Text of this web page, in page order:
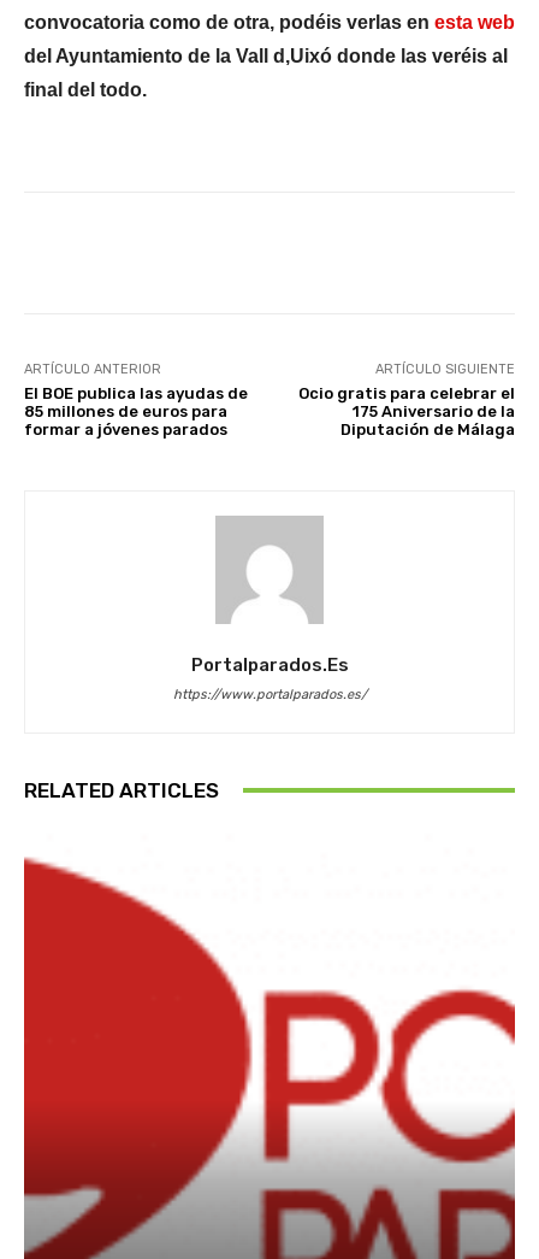
convocatoria como de otra, podéis verlas en esta web
del Ayuntamiento de la Vall d,Uixó donde las veréis al
final del todo.
ARTÍCULO ANTERIOR
El BOE publica las ayudas de
85 millones de euros para
formar a jóvenes parados
ARTÍCULO SIGUIENTE
Ocio gratis para celebrar el
175 Aniversario de la
Diputación de Málaga
Portalparados.es
https://www.portalparados.es/
RELATED ARTICLES